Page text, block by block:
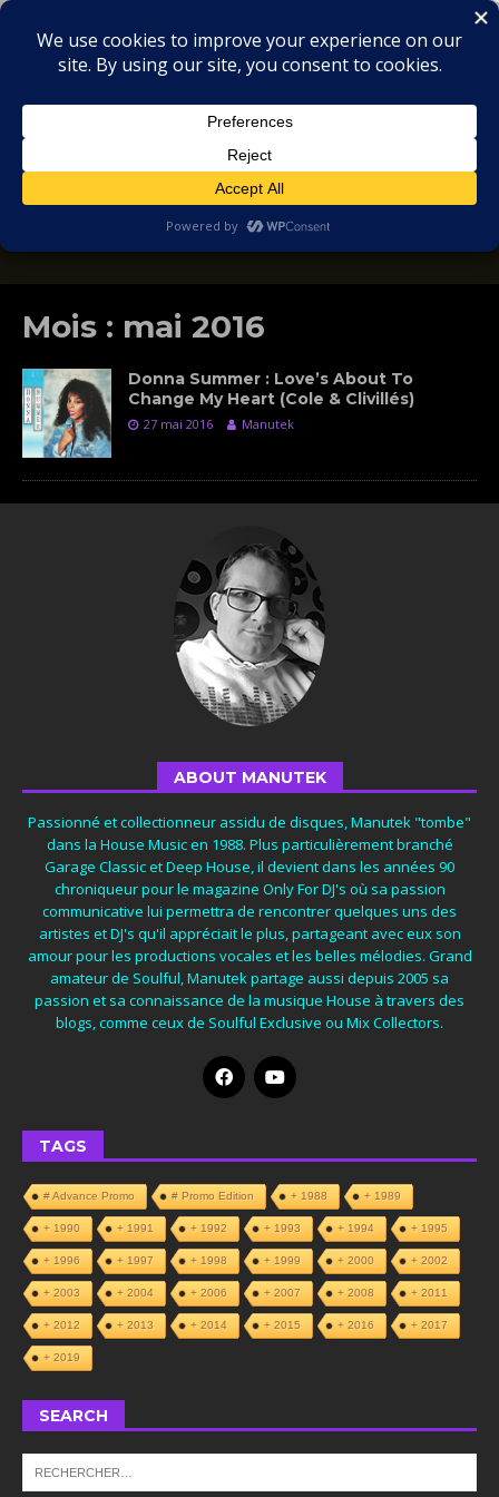
MIX
COLLECTORS
SOULFUL, DEEP HOUSE & GARAGE - MUSIC
Mois : mai 2016
Donna Summer : Love’s About To
Change My Heart (Cole & Clivillés)
27 mai 2016 Manutek
ABOUT MANUTEK
Passionné et collectionneur assidu de disques, Manutek "tombe"
dans la House Music en 1988. Plus particulièrement branché
Garage Classic et Deep House, il devient dans les années 90
chroniqueur pour le magazine Only For DJ's où sa passion
communicative lui permettra de rencontrer quelques uns des
artistes et DJ's qu'il appréciait le plus, partageant avec eux son
amour pour les productions vocales et les belles mélodies. Grand
amateur de Soulful, Manutek partage aussi depuis 2005 sa
passion et sa connaissance de la musique House à travers des
blogs, comme ceux de Soulful Exclusive ou Mix Collectors.
TAGS
# Advance Promo # Promo Edition + 1988 + 1989
+ 1990 + 1991 + 1992 + 1993 + 1994 + 1995
+ 1996 + 1997 + 1998 + 1999 + 2000 + 2002
+ 2003 + 2004 + 2006 + 2007 + 2008 + 2011
+ 2012 + 2013 + 2014 + 2015 + 2016 + 2017
+ 2019
SEARCH